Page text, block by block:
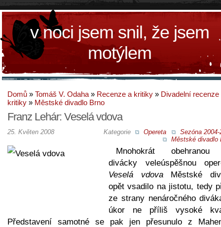
v noci jsem snil, že jsem
motýlem
Domů » Tomáš V. Odaha » Recenze a kritiky » Divadelní recenze
kritiky » Městské divadlo Brno
Franz Lehár: Veselá vdova
Kategorie Opereta
Sezóna 2004-
Městské divadlo
25. Květen 2008
Mnohokrát
divácky veleúspěšnou
Veselá vdovaMěstské
opět vsadilo na jistotu, tedy
ze strany nenáročného
úkor ne příliš vysoké
Představení samotné se pak jen přesunulo z